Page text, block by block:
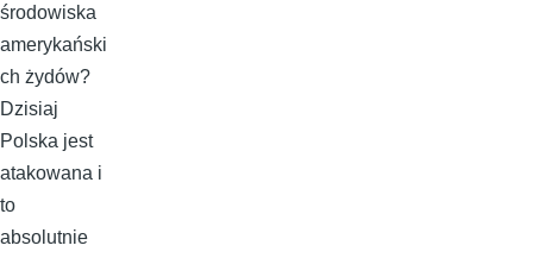
środowiska
amerykański
ch żydów?
Dzisiaj
Polska jest
atakowana i
to
absolutnie